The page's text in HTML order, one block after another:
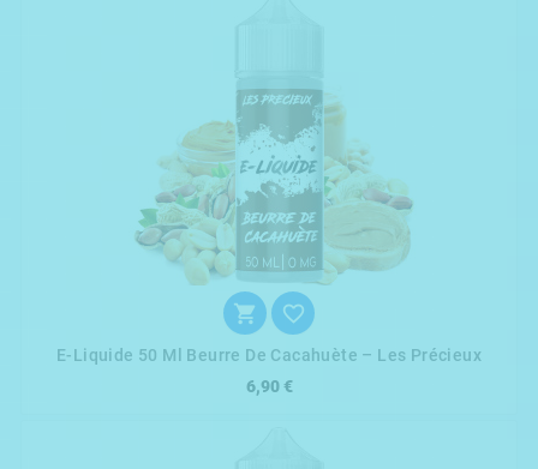
 
E-Liquide 50 Ml Beurre De Cacahuète – Les Précieux
6,90 €